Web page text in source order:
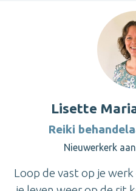
Lisette
Reiki
Nieuwerkerk
Loop de vast op je